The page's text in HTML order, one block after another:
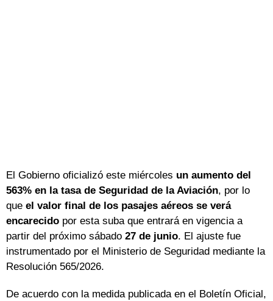
El Gobierno oficializó este miércoles un aumento del
563% en la tasa de Seguridad de la Aviación, por lo
que el valor final de los pasajes aéreos se verá
encarecido por esta suba que entrará en vigencia a
partir del próximo sábado 27 de junio. El ajuste fue
instrumentado por el Ministerio de Seguridad mediante la
Resolución 565/2026.
De acuerdo con la medida publicada en el Boletín Oficial,